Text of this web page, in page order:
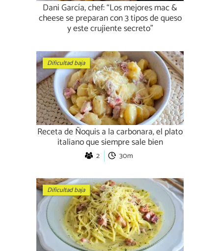
Dani García, chef: “Los mejores mac &
cheese se preparan con 3 tipos de queso
y este crujiente secreto”
Dificultad baja
Receta de Ñoquis a la carbonara, el plato
italiano que siempre sale bien
2 30m
Dificultad baja